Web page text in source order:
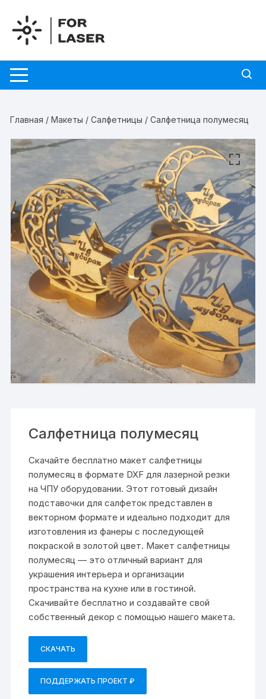
содержимому
Главная /Макеты /Салфетницы / Салфетница полумесяц
Салфетница полумесяц
Скачайте бесплатно макет салфетницы
полумесяц в формате DXF для лазерной резки
на ЧПУ оборудовании. Этот готовый дизайн
подставочки для салфеток представлен в
векторном формате и идеально подходит для
изготовления из фанеры с последующей
покраской в золотой цвет. Макет салфетницы
полумесяц — это отличный вариант для
украшения интерьера и организации
пространства на кухне или в гостиной.
Скачивайте бесплатно и создавайте свой
собственный декор с помощью нашего макета.
СКАЧАТЬ
ПОДДЕРЖАТЬ ПРОЕКТ ₽